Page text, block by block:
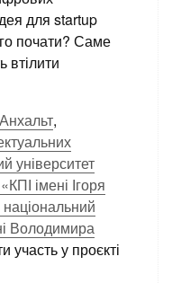
для startup
почати? Саме
втілити
,
університет
імені Ігоря
Володимира
участь у проєкті